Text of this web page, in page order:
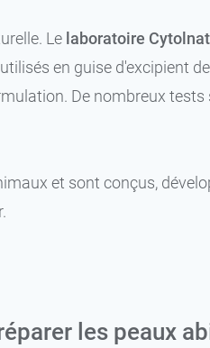
Lelaboratoire Cytolnat
en guise d'excipient
De nombreux
et sont conçus,
les peaux